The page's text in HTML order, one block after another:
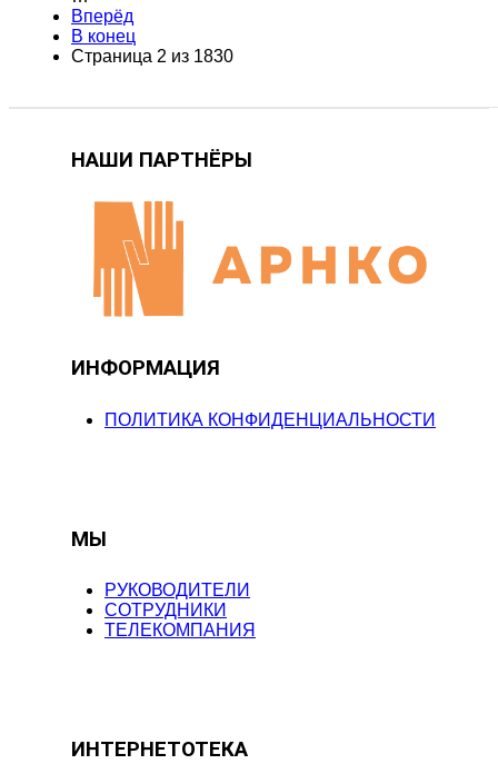
Вперёд
В конец
Страница 2 из 1830
НАШИ ПАРТНЁРЫ
ИНФОРМАЦИЯ
ПОЛИТИКА КОНФИДЕНЦИАЛЬНОСТИ
МЫ
РУКОВОДИТЕЛИ
СОТРУДНИКИ
ТЕЛЕКОМПАНИЯ
ИНТЕРНЕТОТЕКА